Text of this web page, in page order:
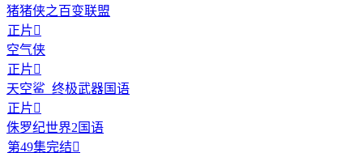
猪猪侠之百变联盟
正片
空气侠
正片
天空鲨_终极武器国语
正片
侏罗纪世界2国语
第49集完结